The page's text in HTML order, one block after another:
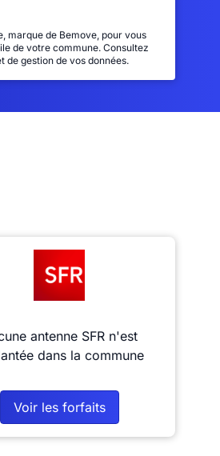
marque de Bemove, pour vous
de votre commune. Consultez
de gestion de vos données.
antenne SFR n'est
dans la commune
Voir les forfaits